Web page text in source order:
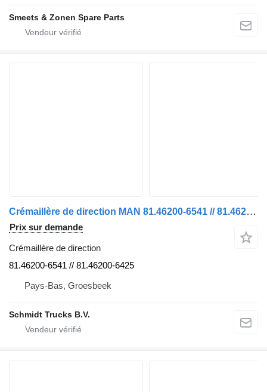
Smeets & Zonen Spare Parts
Crémaillère de direction MAN 81.46200-6541 // 81.46200-6425 TGX TGS 18 500 EURO 6 MODÈLE 2021 pour camion
Prix sur demande
Crémaillère de direction
81.46200-6541 // 81.46200-6425
Pays-Bas, Groesbeek
Schmidt Trucks B.V.